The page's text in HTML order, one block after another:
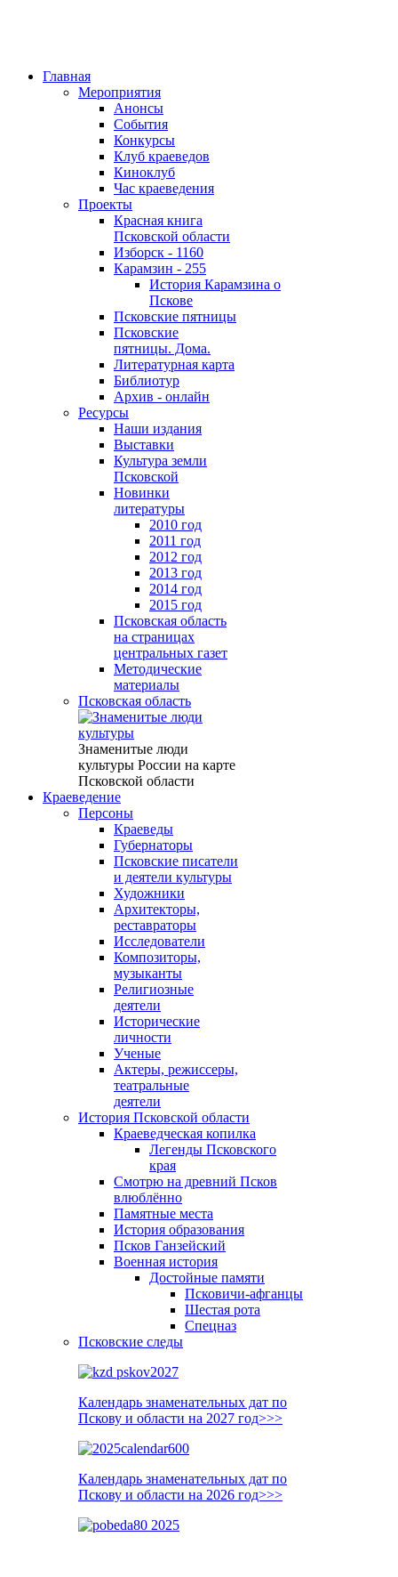
Главная
Мероприятия
Анонсы
События
Конкурсы
Клуб краеведов
Киноклуб
Час краеведения
Проекты
Красная книга
Псковской области
Изборск - 1160
Карамзин - 255
История Карамзина о
Пскове
Псковские пятницы
Псковские
пятницы. Дома.
Литературная карта
Библиотур
Архив - онлайн
Ресурсы
Наши издания
Выставки
Культура земли
Псковской
Новинки
литературы
2010 год
2011 год
2012 год
2013 год
2014 год
2015 год
Псковская область
на страницах
центральных газет
Методические
материалы
Псковская область
Знаменитые люди
культуры России на карте
Псковской области
Краеведение
Персоны
Краеведы
Губернаторы
Псковские писатели
и деятели культуры
Художники
Архитекторы,
реставраторы
Исследователи
Композиторы,
музыканты
Религиозные
деятели
Исторические
личности
Ученые
Актеры, режиссеры,
театральные
деятели
История Псковской области
Краеведческая копилка
Легенды Псковского
края
Смотрю на древний Псков
влюблённо
Памятные места
История образования
Псков Ганзейский
Военная история
Достойные памяти
Псковичи-афганцы
Шестая рота
Спецназ
Псковские следы
Календарь знаменательных дат по
Пскову и области на 2027 год>>>
Календарь знаменательных дат по
Пскову и области на 2026 год>>>